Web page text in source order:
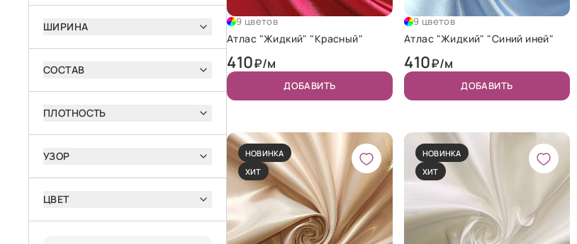
ШИРИНА
СОСТАВ
ПЛОТНОСТЬ
УЗОР
ЦВЕТ
9 цветов
Атлас "Жидкий" "Красный"
410₽/м
ДОБАВИТЬ
9 цветов
Атлас "Жидкий" "Синий иней"
410₽/м
ДОБАВИТЬ
НОВИНКА
ХИТ
НОВИНКА
ХИТ